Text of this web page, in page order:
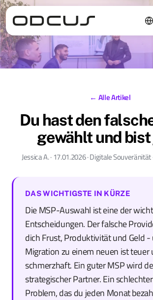
← Alle Artikel
Du hast den
gewählt und
Jessica A. · 17.01.2026 · Digitale
DAS WICHTIGSTE IN KÜRZE
Die MSP-Auswahl ist eine der
Entscheidungen. Der falsche
dich Frust, Produktivität und Geld
Migration zu einem neuen ist teuer
schmerzhaft. Ein guter MSP wird
strategischer Partner. Ein
Problem, das du jeden Monat